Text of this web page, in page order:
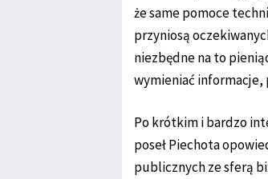
że same pomoce
przyniosą
niezbędne na to
wymieniać informacje,
Po krótkim i bardzo
poseł Piechota
publicznych ze sferą